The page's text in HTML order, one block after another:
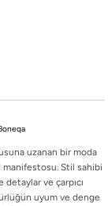
uzanan bir moda
Stil sahibi
ve çarpıcı
uyum ve denge
uzanan bir moda
ve çarpıcı
uyum ve denge